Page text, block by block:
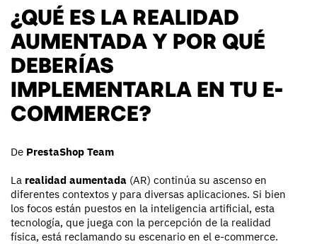
¿QUÉ ES LA REALIDAD
AUMENTADA Y POR QUÉ
DEBERÍAS
IMPLEMENTARLA EN TU E-
COMMERCE?
De PrestaShop Team
La realidad aumentada (AR) continúa su ascenso en
diferentes contextos y para diversas aplicaciones. Si bien
los focos están puestos en la inteligencia artificial, esta
tecnología, que juega con la percepción de la realidad
física, está reclamando su escenario en el e-commerce.